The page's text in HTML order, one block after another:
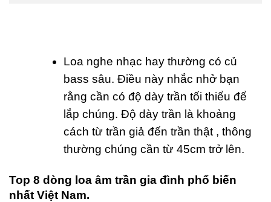
Loa nghe nhạc hay thường có củ
bass sâu. Điều này nhắc nhở bạn
rằng cần có độ dày trần tối thiểu để
lắp chúng. Độ dày trần là khoảng
cách từ trần giả đến trần thật , thông
thường chúng cần từ 45cm trở lên.
Top 8 dòng loa âm trần gia đình phổ biến
nhất Việt Nam.